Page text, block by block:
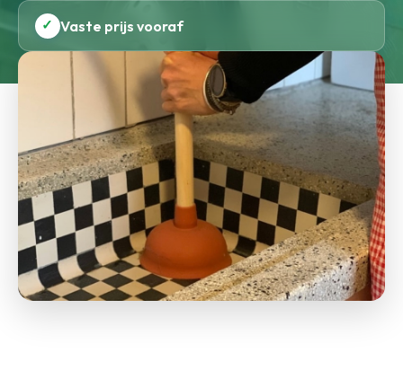
✓ Vaste prijs vooraf